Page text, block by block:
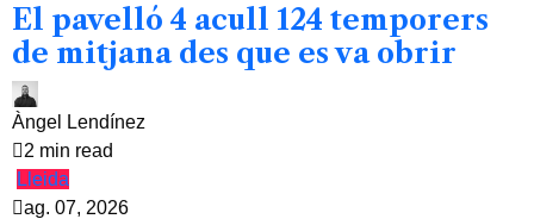
El pavelló 4 acull 124 temporers
de mitjana des que es va obrir
Àngel Lendínez
2 min read
Lleida
ag. 07, 2026